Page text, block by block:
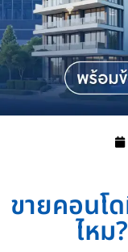
ขายคอนโ
ไหม